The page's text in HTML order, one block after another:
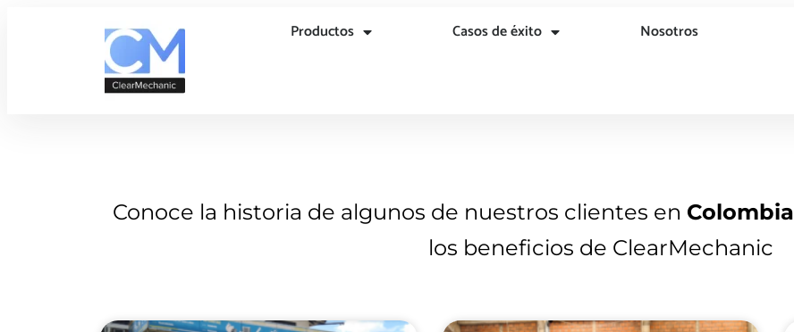
Productos Casos de éxito Nosotros
Conoce la historia de algunos de nuestros clientes en Colombia
los beneficios de ClearMechanic